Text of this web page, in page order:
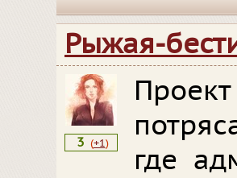
Рыжая-
3 (+1)
где